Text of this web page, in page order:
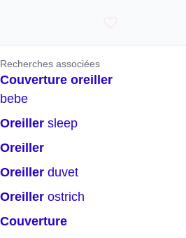
Recherches associées
couverture oreiller
bebe
oreiller sleep
oreiller
oreiller duvet
oreiller ostrich
couverture